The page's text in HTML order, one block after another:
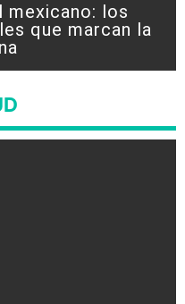
mexicano: los
que marcan la